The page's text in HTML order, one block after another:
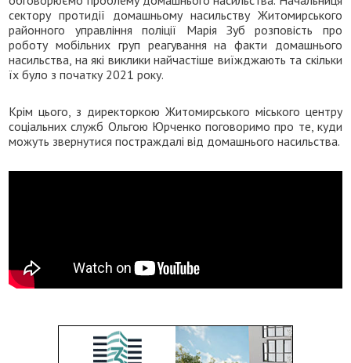
сектору протидії домашньому насильству Житомирського
районного управління поліції Марія Зуб розповість про
роботу мобільних груп реагування на факти домашнього
насильства, на які виклики найчастіше виїжджають та скільки
їх було з початку 2021 року.
Крім цього, з директоркою Житомирського міського центру
соціальних служб Ольгою Юрченко поговоримо про те, куди
можуть звернутися постраждалі від домашнього насильства.